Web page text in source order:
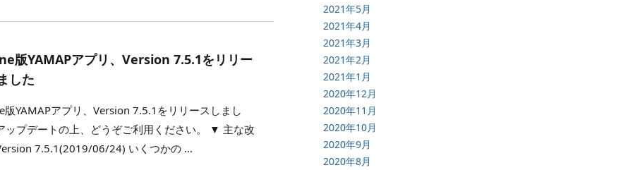
版YAMAPアプリ、Version 7.5.1をリリー
した
版YAMAPアプリ、Version 7.5.1をリリースしまし
ップデートの上、どうぞご利用ください。 ▼ 主な改
7.5.1(2019/06/24) いくつかの …
2021年5月
2021年4月
2021年3月
2021年2月
2021年1月
2020年12月
2020年11月
2020年10月
2020年9月
2020年8月